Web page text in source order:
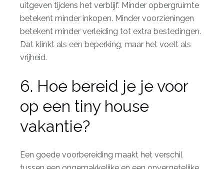
uitgeven tijdens het verblijf. Minder opbergruimte
betekent minder inkopen. Minder voorzieningen
betekent minder verleiding tot extra bestedingen.
Dat klinkt als een beperking, maar het voelt als
vrijheid.
6. Hoe bereid je je voor
op een tiny house
vakantie?
Een goede voorbereiding maakt het verschil